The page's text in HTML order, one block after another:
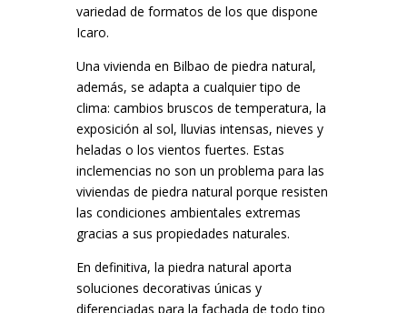
variedad de formatos de los que dispone
Icaro.
Una vivienda en Bilbao de piedra natural,
además, se adapta a cualquier tipo de
clima: cambios bruscos de temperatura, la
exposición al sol, lluvias intensas, nieves y
heladas o los vientos fuertes. Estas
inclemencias no son un problema para las
viviendas de piedra natural porque resisten
las condiciones ambientales extremas
gracias a sus propiedades naturales.
En definitiva, la piedra natural aporta
soluciones decorativas únicas y
diferenciadas para la fachada de todo tipo